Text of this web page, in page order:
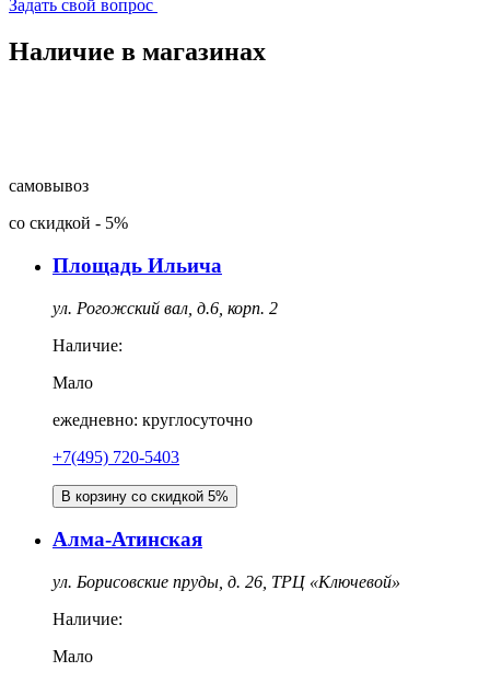
Задать свой вопрос
Наличие в магазинах
самовывоз
со скидкой - 5%
Площадь Ильича
ул. Рогожский вал, д.6, корп. 2
Наличие:
Мало
ежедневно: круглосуточно
+7(495) 720-5403
В корзину со скидкой 5%
Алма-Атинская
ул. Борисовские пруды, д. 26, ТРЦ «Ключевой»
Наличие:
Мало